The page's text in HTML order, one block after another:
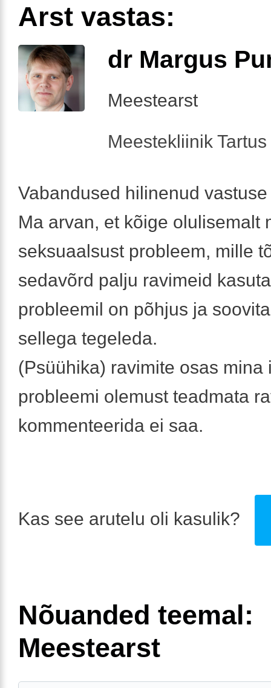
Arst vastas:
dr Margus
Meestearst
Meestekliinik
Vabandused hilinenud
Ma arvan, et kõige olulisemalt
seksuaalsust probleem, mille
sedavõrd palju ravimeid
probleemil on põhjus ja
sellega tegeleda.
(Psüühika) ravimite osas mina
probleemi olemust teadmata
kommenteerida ei saa.
Kas see arutelu oli kasulik?
Nõuanded teemal:
Meestearst